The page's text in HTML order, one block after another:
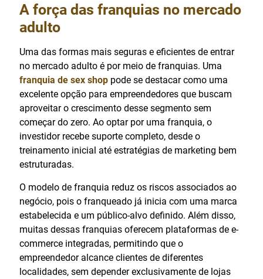
A força das franquias no mercado
adulto
Uma das formas mais seguras e eficientes de entrar
no mercado adulto é por meio de franquias. Uma
franquia de sex shop pode se destacar como uma
excelente opção para empreendedores que buscam
aproveitar o crescimento desse segmento sem
começar do zero. Ao optar por uma franquia, o
investidor recebe suporte completo, desde o
treinamento inicial até estratégias de marketing bem
estruturadas.
O modelo de franquia reduz os riscos associados ao
negócio, pois o franqueado já inicia com uma marca
estabelecida e um público-alvo definido. Além disso,
muitas dessas franquias oferecem plataformas de e-
commerce integradas, permitindo que o
empreendedor alcance clientes de diferentes
localidades, sem depender exclusivamente de lojas